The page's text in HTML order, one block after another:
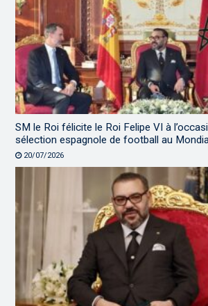
SM le Roi félicite le Roi Felipe VI à
sélection espagnole de football au
20/07/2026